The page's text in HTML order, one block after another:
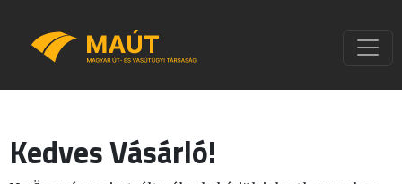
Kedves Vásárló!